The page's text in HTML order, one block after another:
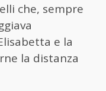
che, sempre
e la
la distanza